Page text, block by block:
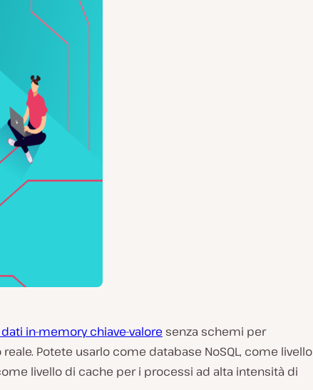
in-memory chiave-valore senza schemi per
Potete usarlo come database NoSQL, come livello
livello di cache per i processi ad alta intensità di